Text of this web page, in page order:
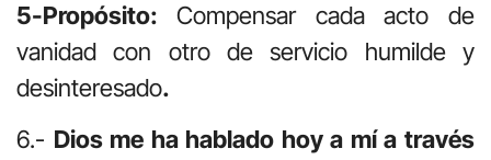
5-Propósito: Compensar cada acto de
vanidad con otro de servicio humilde y
desinteresado.
6.- Dios me ha hablado hoy a mí a través